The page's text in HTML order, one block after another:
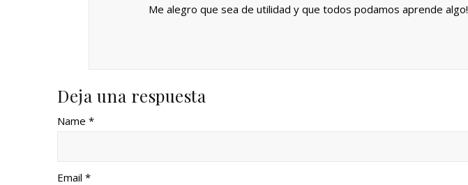
Me alegro que sea de utilidad y que todos podamos aprende algo!
Deja una respuesta
Name *
Email *